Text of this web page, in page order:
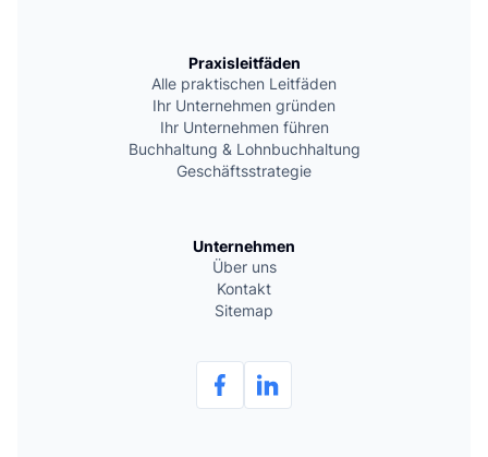
Praxisleitfäden
Alle praktischen Leitfäden
Ihr Unternehmen gründen
Ihr Unternehmen führen
Buchhaltung & Lohnbuchhaltung
Geschäftsstrategie
Unternehmen
Über uns
Kontakt
Sitemap